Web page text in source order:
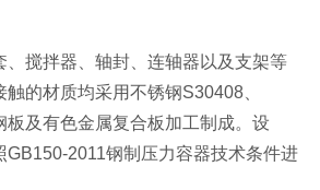
、搅拌器、轴封、连轴器以及支架等
的材质均采用不锈钢S30408、
板及有色金属复合板加工制成。设
GB150-2011钢制压力容器技术条件进